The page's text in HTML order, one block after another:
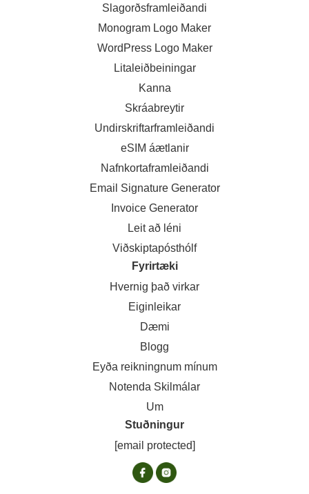
Slagorðsframleiðandi
Monogram Logo Maker
WordPress Logo Maker
Litaleiðbeiningar
Kanna
Skráabreytir
Undirskriftarframleiðandi
eSIM áætlanir
Nafnkortaframleiðandi
Email Signature Generator
Invoice Generator
Leit að léni
Viðskiptapósthólf
Fyrirtæki
Hvernig það virkar
Eiginleikar
Dæmi
Blogg
Eyða reikningnum mínum
Notenda Skilmálar
Um
Stuðningur
[email protected]